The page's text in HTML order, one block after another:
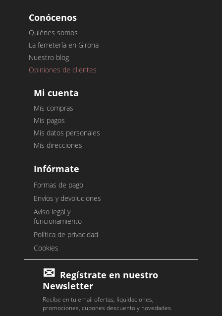
Conócenos
Quiénes somos
La ferretería en Girona
Nuestro blog
Opiniones de clientes
Mi cuenta
Mis compras
Mis pagos
Mis datos personales
Mis direcciones
Infórmate
Formas de pago
Envíos y devoluciones
Aviso legal y
funcionamiento
Política de privacidad
Cookies
Regístrate en nuestro
Newsletter
Recibe en tu email ofertas, liquidaciones,
promociones, cupones descuento y novedades.